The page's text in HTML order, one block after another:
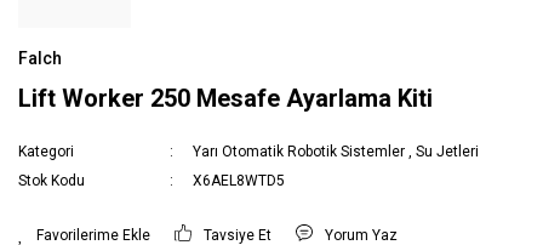
Falch
Lift Worker 250 Mesafe Ayarlama Kiti
Kategori Yarı Otomatik Robotik Sistemler ,Su Jetleri
Stok Kodu
X6AEL8WTD5
Tavsiye Et Yorum Yaz